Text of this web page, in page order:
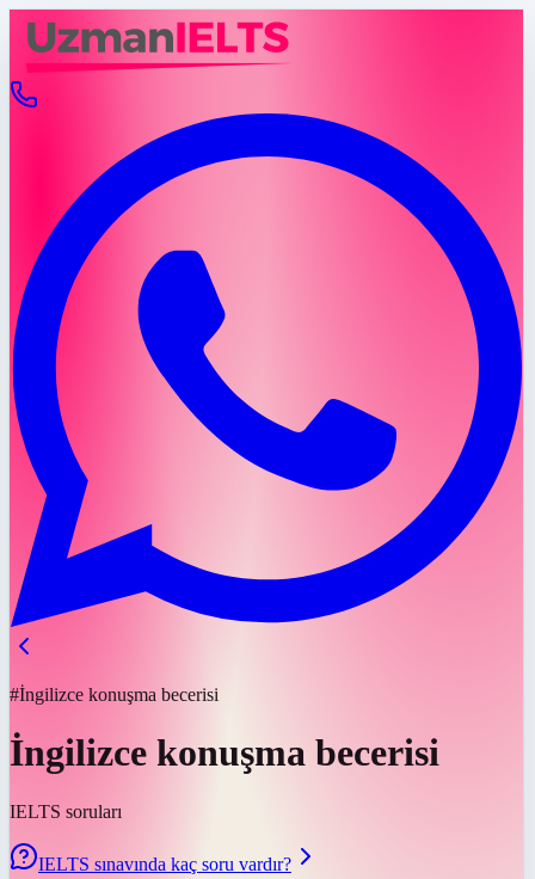
#İngilizce konuşma becerisi
İngilizce konuşma becerisi
IELTS soruları
IELTS sınavında kaç soru vardır?